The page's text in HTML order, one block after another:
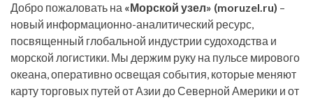
Добро пожаловать на «Морской узел» (moruzel.ru) –
новый информационно-аналитический ресурс,
посвященный глобальной индустрии судоходства и
морской логистики. Мы держим руку на пульсе мирового
океана, оперативно освещая события, которые меняют
карту торговых путей от Азии до Северной Америки и от